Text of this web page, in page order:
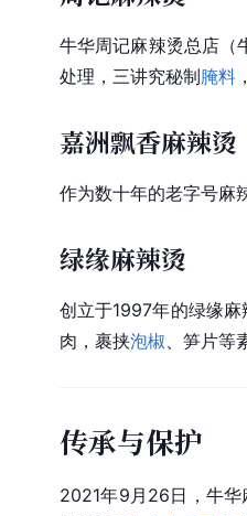
牛华周记麻辣烫总店（
处理，三讲究秘制腌料
嘉洲飘香麻辣烫
作为数十年的老字号麻
绿缘麻辣烫
创立于1997年的绿缘
肉，裹挟泡椒、笋片等
传承与保护
2021年9月26日，牛